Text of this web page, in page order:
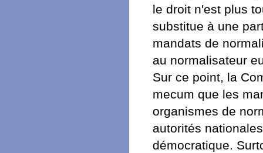
le droit n'est plus
substitue à une
mandats de
au normalisateur
Sur ce point, la
mecum que les
organismes de
autorités
démocratique.